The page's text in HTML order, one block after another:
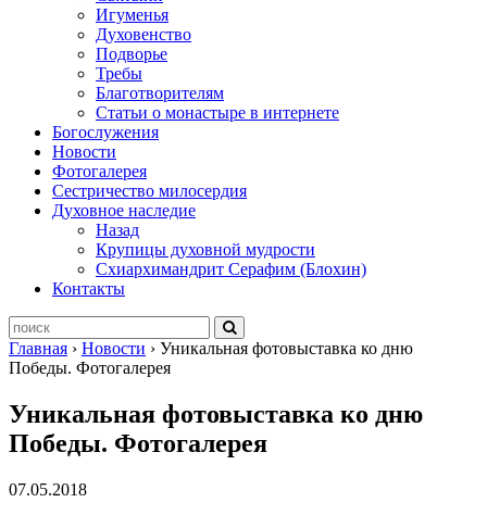
Игуменья
Духовенство
Подворье
Требы
Благотворителям
Статьи о монастыре в интернете
Богослужения
Новости
Фотогалерея
Сестричество милосердия
Духовное наследие
Назад
Крупицы духовной мудрости
Схиархимандрит Серафим (Блохин)
Контакты
Главная › Новости › Уникальная фотовыставка ко дню
Победы. Фотогалерея
Уникальная фотовыставка ко дню
Победы. Фотогалерея
07.05.2018